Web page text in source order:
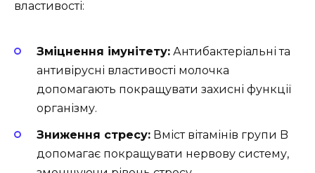
властивості:
Зміцнення імунітету: Антибактеріальні та
антивірусні властивості молочка
допомагають покращувати захисні функції
організму.
Зниження стресу: Вміст вітамінів групи B
допомагає покращувати нервову систему,